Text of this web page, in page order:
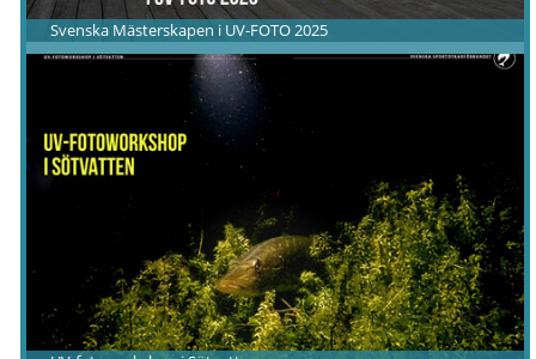
Svenska Mästerskapen i UV-FOTO 2025